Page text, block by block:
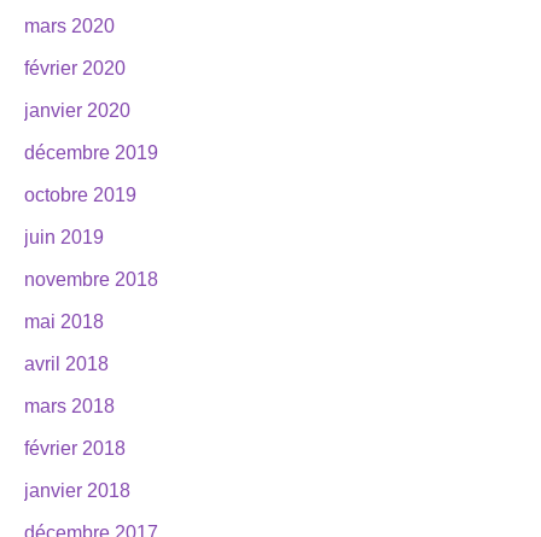
mars 2020
février 2020
janvier 2020
décembre 2019
octobre 2019
juin 2019
novembre 2018
mai 2018
avril 2018
mars 2018
février 2018
janvier 2018